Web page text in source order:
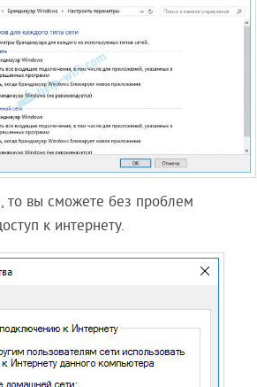
то вы сможете без проблем
к интернету.